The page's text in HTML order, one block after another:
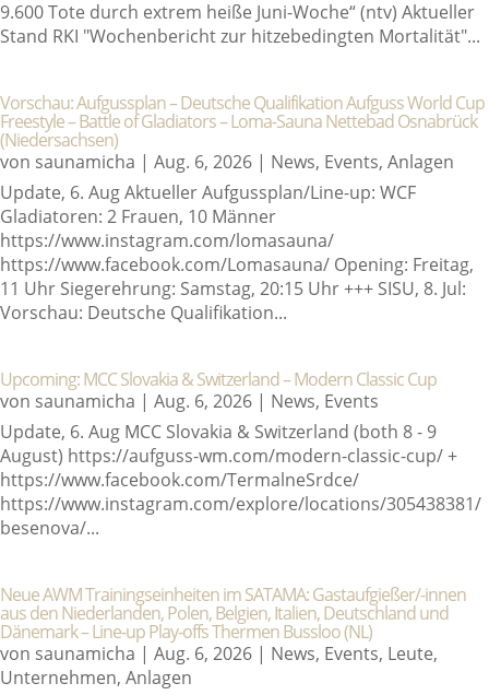
9.600 Tote durch extrem heiße Juni-Woche“ (ntv) Aktueller
Stand RKI "Wochenbericht zur hitze­bedingten Morta­lität"...
Vorschau: Aufgussplan – Deutsche Qualifikation Aufguss World Cup
Freestyle – Battle of Gladiators – Loma-Sauna Nettebad Osnabrück
(Niedersachsen)
von saunamicha | Aug. 6, 2026 | News, Events, Anlagen
Update, 6. Aug Aktueller Aufgussplan/Line-up: WCF
Gladiatoren: 2 Frauen, 10 Männer
https://www.instagram.com/lomasauna/
https://www.facebook.com/Lomasauna/ Opening: Freitag,
11 Uhr Siegerehrung: Samstag, 20:15 Uhr +++ SISU, 8. Jul:
Vorschau: Deutsche Qualifikation...
Upcoming: MCC Slovakia & Switzerland – Modern Classic Cup
von saunamicha | Aug. 6, 2026 | News, Events
Update, 6. Aug MCC Slovakia & Switzerland (both 8 - 9
August) https://aufguss-wm.com/modern-classic-cup/ +
https://www.facebook.com/TermalneSrdce/
https://www.instagram.com/explore/locations/305438381/
besenova/...
Neue AWM Trainingseinheiten im SATAMA: Gastaufgießer/-innen
aus den Niederlanden, Polen, Belgien, Italien, Deutschland und
Dänemark – Line-up Play-offs Thermen Bussloo (NL)
von saunamicha | Aug. 6, 2026 | News, Events, Leute,
Unternehmen, Anlagen